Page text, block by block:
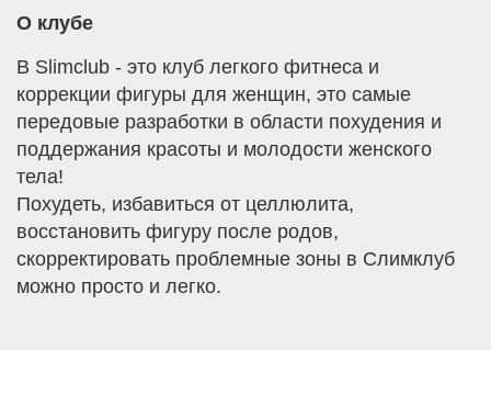
О клубе
В Slimclub - это клуб легкого фитнеса и
коррекции фигуры для женщин, это самые
передовые разработки в области похудения и
поддержания красоты и молодости женского
тела!
Похудеть, избавиться от целлюлита,
восстановить фигуру после родов,
скорректировать проблемные зоны в Слимклуб
можно просто и легко.